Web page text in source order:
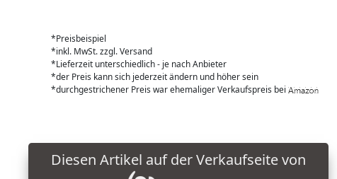
*Preisbeispiel
*inkl. MwSt. zzgl. Versand
*Lieferzeit unterschiedlich - je nach Anbieter
*der Preis kann sich jederzeit ändern und höher sein
*durchgestrichener Preis war ehemaliger Verkaufspreis bei